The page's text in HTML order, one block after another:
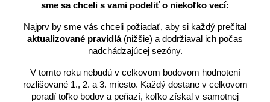
sme sa chceli s vami podeliť o niekoľko vecí:
Najprv by sme vás chceli požiadať, aby si každý prečítal
aktualizované pravidlá(nižšie) a dodržiaval ich počas
nadchádzajúcej sezóny.
V tomto roku nebudú v celkovom bodovom hodnotení
rozlišované 1., 2. a 3. miesto. Každý dostane v celkovom
poradí toľko bodov a peňazí, koľko získal v samotnej